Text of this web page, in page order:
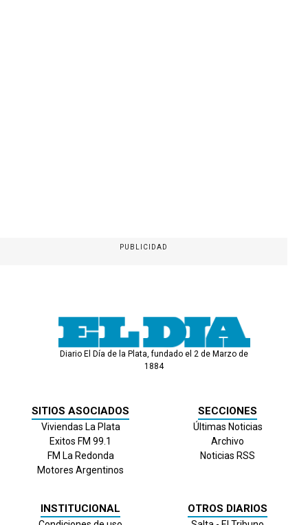
PUBLICIDAD
Diario El Día de la Plata, fundado el 2 de Marzo de
1884
SITIOS ASOCIADOS
Viviendas La Plata
Exitos FM 99.1
FM La Redonda
Motores Argentinos
SECCIONES
Últimas Noticias
Archivo
Noticias RSS
INSTITUCIONAL OTROS DIARIOS